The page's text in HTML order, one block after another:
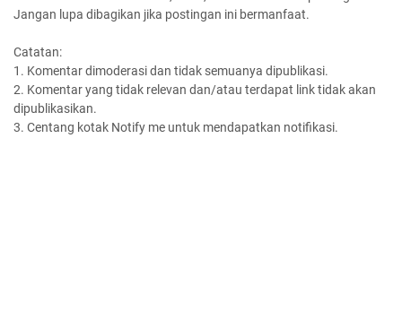
Jangan lupa dibagikan jika postingan ini bermanfaat.
Catatan:
1. Komentar dimoderasi dan tidak semuanya dipublikasi.
2. Komentar yang tidak relevan dan/atau terdapat link tidak akan
dipublikasikan.
3. Centang kotak Notify me untuk mendapatkan notifikasi.